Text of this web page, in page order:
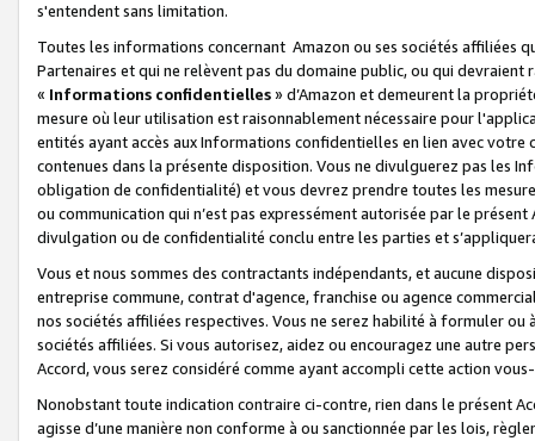
s'entendent sans limitation.
Toutes les informations concernant Amazon ou ses sociétés affiliées
Partenaires et qui ne relèvent pas du domaine public, ou qui
« Informations confidentielles» d’Amazon et demeurent la
mesure où leur utilisation est raisonnablement nécessaire pour
entités ayant accès aux Informations confidentielles en lien avec
contenues dans la présente disposition. Vous ne divulguerez pas les
obligation de confidentialité) et vous devrez prendre toutes les
ou communication qui n’est pas expressément autorisée par le
divulgation ou de confidentialité conclu entre les parties et
Vous et nous sommes des contractants indépendants, et aucune
entreprise commune, contrat d'agence, franchise ou agence
nos sociétés affiliées respectives. Vous ne serez habilité à formuler
sociétés affiliées. Si vous autorisez, aidez ou encouragez une autre
Accord, vous serez considéré comme ayant accompli cette action
Nonobstant toute indication contraire ci-contre, rien dans le présent
agisse d’une manière non conforme à ou sanctionnée par les lois,